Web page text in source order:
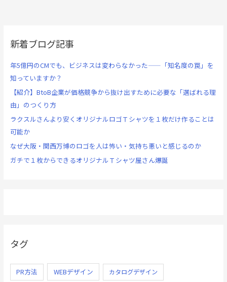
新着ブログ記事
年5億円のCMでも、ビジネスは変わらなかった——「知名度の罠」を
知っていますか？
【紹介】BtoB企業が価格競争から抜け出すために必要な「選ばれる理
由」のつくり方
ラクスルさんより安くオリジナルロゴＴシャツを１枚だけ作ることは
可能か
なぜ大阪・関西万博のロゴを人は怖い・気持ち悪いと感じるのか
ガチで１枚からできるオリジナルＴシャツ屋さん爆誕
タグ
PR方法 WEBデザイン カタログデザイン